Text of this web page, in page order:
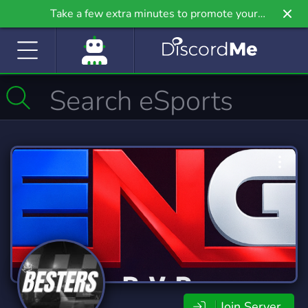
Take a few extra minutes to promote your
community even further on Griv.io, our newest